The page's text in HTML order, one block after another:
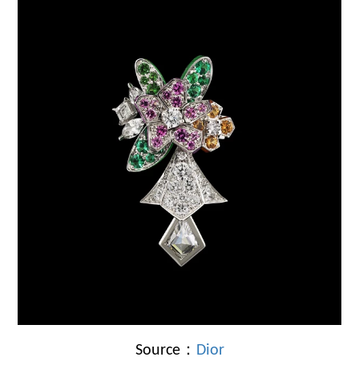
Source： Dior